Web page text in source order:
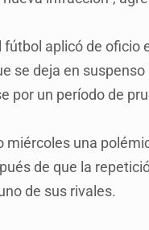
aplicó de oficio
se deja en
por un período de
miércoles una
de que la
de sus rivales.